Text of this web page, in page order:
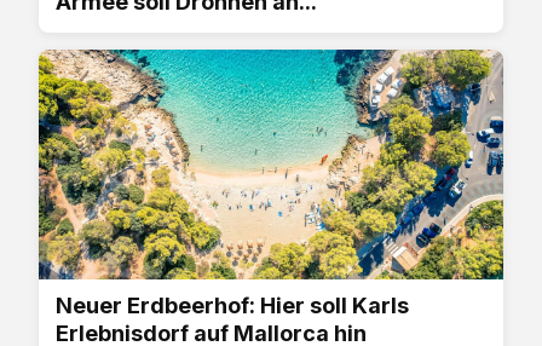
Neuer Erdbeerhof: Hier soll Karls
Erlebnisdorf auf Mallorca hin